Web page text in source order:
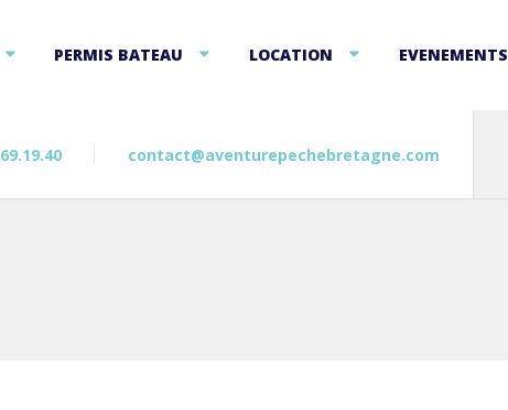
PERMIS BATEAU LOCATION EVENEMENTS
contact@aventurepechebretagne.com